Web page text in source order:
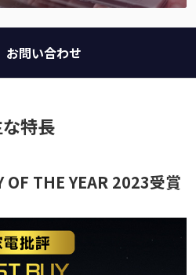
お問い合わせ
特長
OF THE YEAR 2023受賞